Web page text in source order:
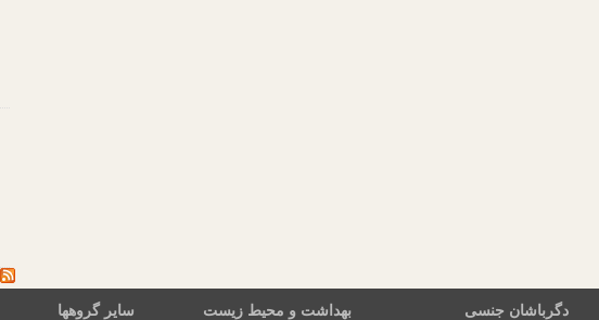
دگرباشان جنسی بهداشت و محیط زیست سایر گروهها